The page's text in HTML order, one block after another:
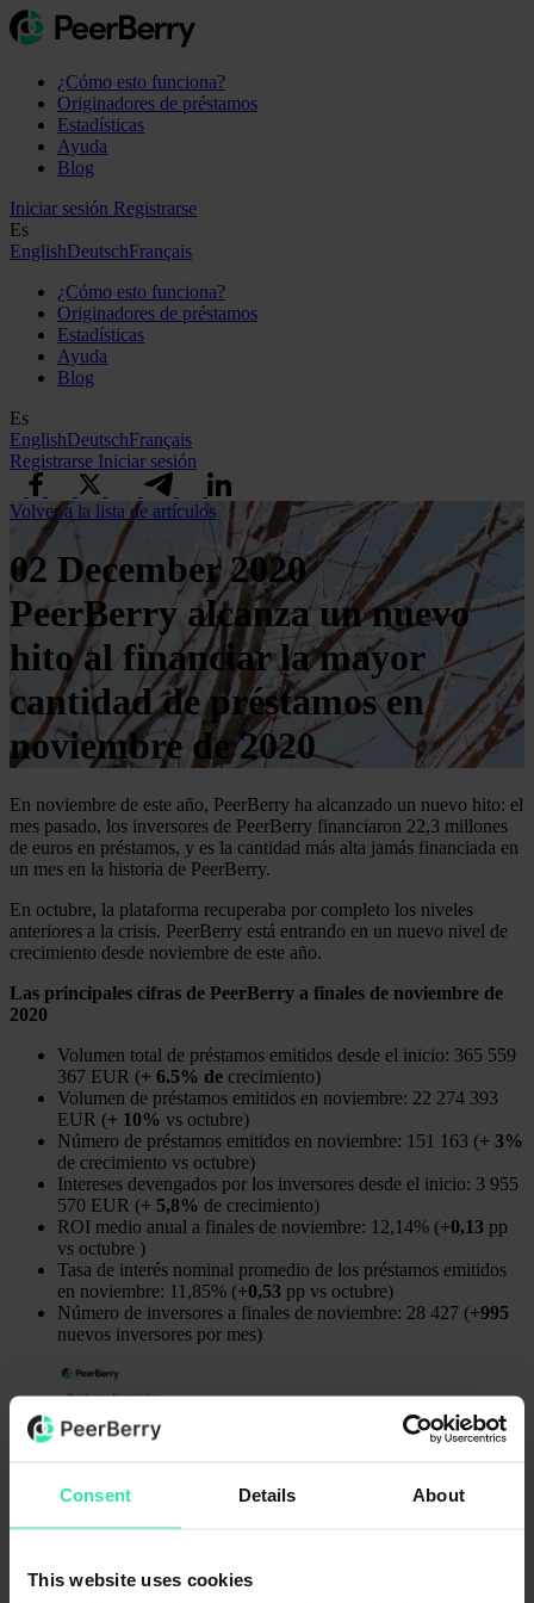
Consent Details About
This website uses cookies
¿Cómo esto funciona?
Originadores de préstamos
Estadísticas
Ayuda
Blog
Iniciar sesión Registrarse
Es
EnglishDeutschFrançais
¿Cómo esto funciona?
Originadores de préstamos
Estadísticas
Ayuda
Blog
Es
EnglishDeutschFrançais
Registrarse Iniciar sesión
Volver a la lista de artículos
02 December 2020
PeerBerry alcanza un nuevo
hito al financiar la mayor
cantidad de préstamos en
noviembre de 2020
En noviembre de este año, PeerBerry ha alcanzado un nuevo hito: el
mes pasado, los inversores de PeerBerry financiaron 22,3 millones
de euros en préstamos, y es la cantidad más alta jamás financiada en
un mes en la historia de PeerBerry.
En octubre, la plataforma recuperaba por completo los niveles
anteriores a la crisis. PeerBerry está entrando en un nuevo nivel de
crecimiento desde noviembre de este año.
Las principales cifras de PeerBerry a finales de noviembre de
2020
Volumen total de préstamos emitidos desde el inicio: 365 559
367 EUR (+ 6.5% de crecimiento)
Volumen de préstamos emitidos en noviembre: 22 274 393
EUR (+ 10% vs octubre)
Número de préstamos emitidos en noviembre: 151 163 (+ 3%
de crecimiento vs octubre)
Intereses devengados por los inversores desde el inicio: 3 955
570 EUR (+ 5,8% de crecimiento)
ROI medio anual a finales de noviembre: 12,14% (+0,13 pp
vs octubre )
Tasa de interés nominal promedio de los préstamos emitidos
en noviembre: 11,85% (+0,53 pp vs octubre)
Número de inversores a finales de noviembre: 28 427 (+995
nuevos inversores por mes)